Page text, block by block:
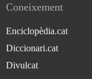
Coneixement
Enciclopèdia.cat
Diccionari.cat
Divulcat